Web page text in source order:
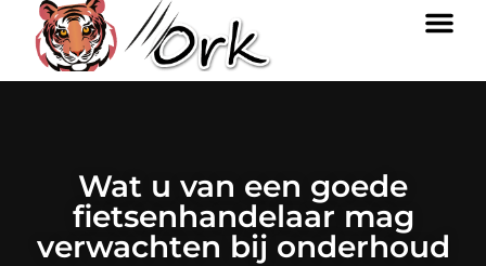
Wat u van een goede
fietsenhandelaar mag
verwachten bij onderhoud